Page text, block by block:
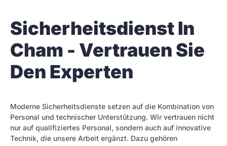
Sicherheitsdienst In
Cham - Vertrauen Sie
Den Experten
Moderne Sicherheitsdienste setzen auf die Kombination von
Personal und technischer Unterstützung. Wir vertrauen nicht
nur auf qualifiziertes Personal, sondern auch auf innovative
Technik, die unsere Arbeit ergänzt. Dazu gehören